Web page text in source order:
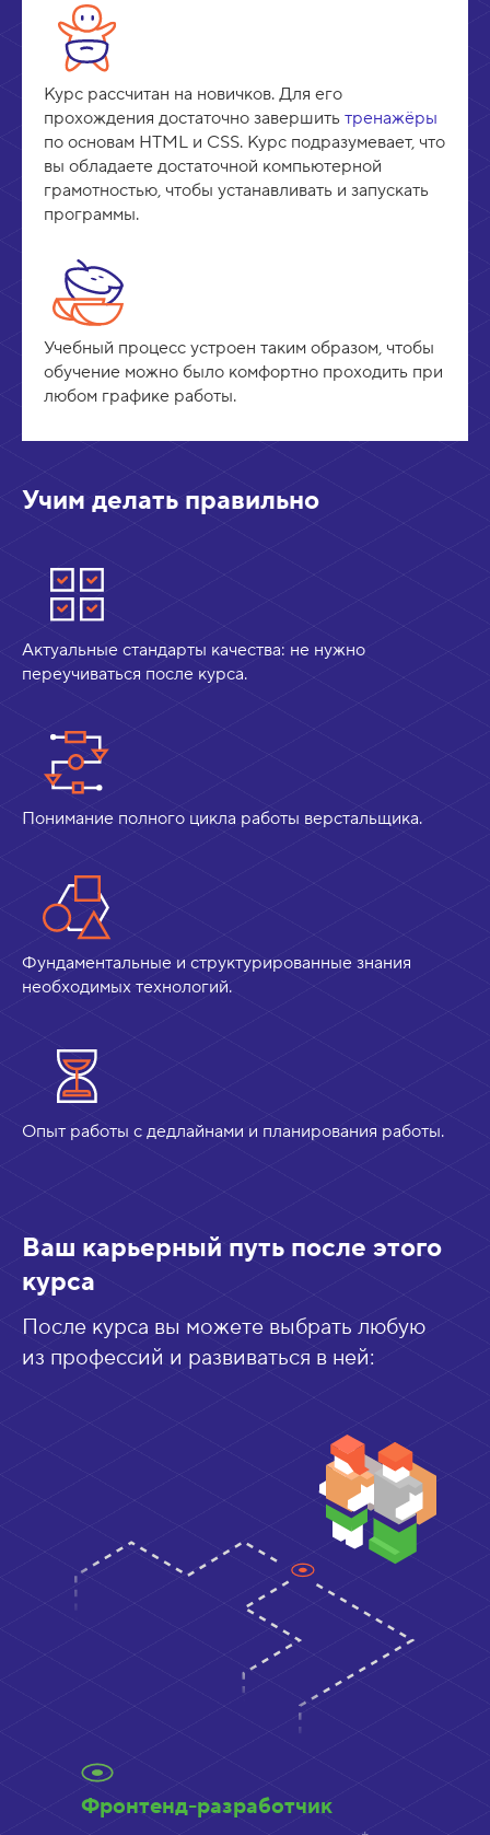
Курс рассчитан на новичков. Для его
прохождения достаточно завершить тренажёры
по основам HTML и CSS. Курс подразумевает, что
вы обладаете достаточной компьютерной
грамотностью, чтобы устанавливать и запускать
программы.
Учебный процесс устроен таким образом, чтобы
обучение можно было комфортно проходить при
любом графике работы.
Учим делать правильно
Актуальные стандарты качества: не нужно
переучиваться после курса.
Понимание полного цикла работы верстальщика.
Фундаментальные и структурированные знания
необходимых технологий.
Опыт работы с дедлайнами и планирования работы.
Ваш карьерный путь после этого
курса
После курса вы можете выбрать любую
из профессий и развиваться в ней:
Фронтенд-разработчик